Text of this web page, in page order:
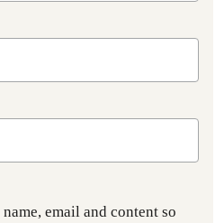
email and content so